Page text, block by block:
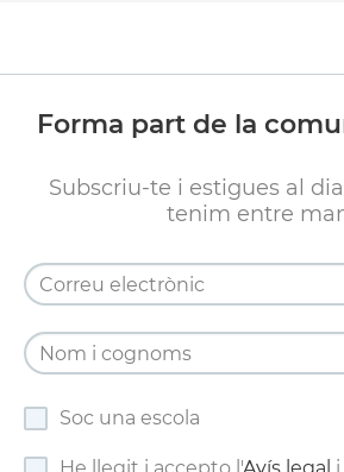
Forma part de la
Subscriu-te i estigues al
tenim entre
Soc una escola